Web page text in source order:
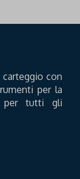
con
per la
per tutti gli